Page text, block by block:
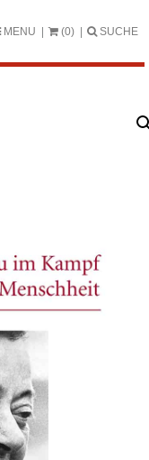
MENU (0) SUCHE